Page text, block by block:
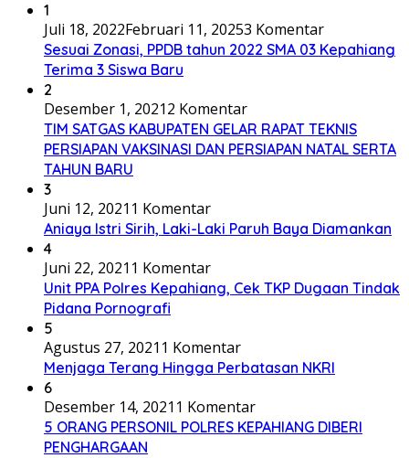
1
Juli 18, 2022Februari 11, 20253 Komentar
Sesuai Zonasi, PPDB tahun 2022 SMA 03 Kepahiang
Terima 3 Siswa Baru
2
Desember 1, 20212 Komentar
TIM SATGAS KABUPATEN GELAR RAPAT TEKNIS
PERSIAPAN VAKSINASI DAN PERSIAPAN NATAL SERTA
TAHUN BARU
3
Juni 12, 2021 1 Komentar
Aniaya Istri Sirih, Laki-Laki Paruh Baya Diamankan
4
Juni 22, 2021 1 Komentar
Unit PPA Polres Kepahiang, Cek TKP Dugaan Tindak
Pidana Pornografi
5
Agustus 27, 2021 1 Komentar
Menjaga Terang Hingga Perbatasan NKRI
6
Desember 14, 2021 1 Komentar
5 ORANG PERSONIL POLRES KEPAHIANG DIBERI
PENGHARGAAN